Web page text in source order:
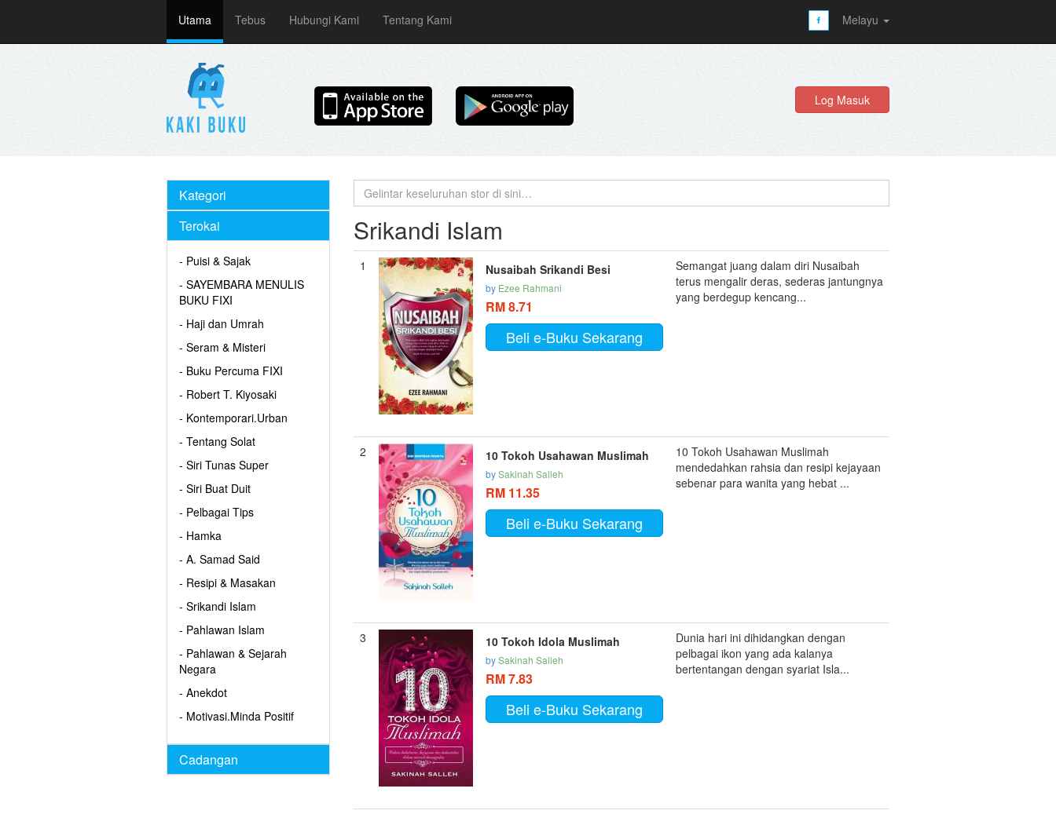
Utama Tebus Hubungi Kami Tentang Kami Melayu
Log Masuk
Kategori
Terokai
- Puisi & Sajak
- SAYEMBARA MENULIS
BUKU FIXI
- Haji dan Umrah
- Seram & Misteri
- Buku Percuma FIXI
- Robert T. Kiyosaki
- Kontemporari.Urban
- Tentang Solat
- Siri Tunas Super
- Siri Buat Duit
- Pelbagai Tips
- Hamka
- A. Samad Said
- Resipi & Masakan
- Srikandi Islam
- Pahlawan Islam
- Pahlawan & Sejarah
Negara
- Anekdot
- Motivasi.Minda Positif
Cadangan
Srikandi Islam
1 Nusaibah Srikandi Besi
by Ezee Rahmani
RM 8.71
Beli e-Buku Sekarang
Semangat juang dalam diri Nusaibah
terus mengalir deras, sederas jantungnya
yang berdegup kencang...
2 10 Tokoh Usahawan Muslimah
bySakinah Salleh
RM 11.35
Beli e-Buku Sekarang
10 Tokoh Usahawan Muslimah
mendedahkan rahsia dan resipi kejayaan
sebenar para wanita yang hebat ...
3 10 Tokoh Idola Muslimah
bySakinah Salleh
RM 7.83
Beli e-Buku Sekarang
Dunia hari ini dihidangkan dengan
pelbagai ikon yang ada kalanya
bertentangan dengan syariat Isla...